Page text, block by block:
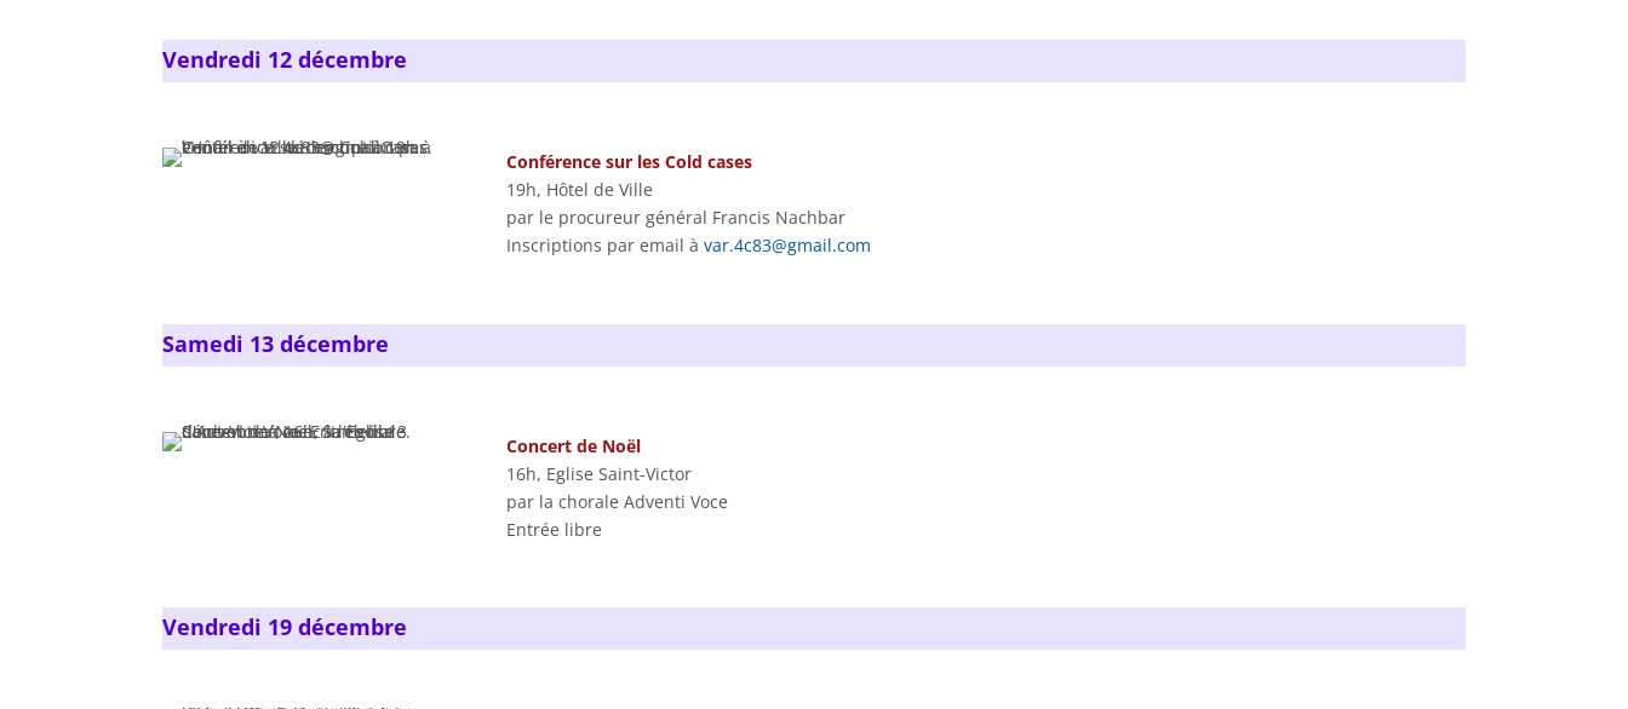
Vendredi 12 décembre
Conférence sur les Cold cases
19h, Hôtel de Ville
par le procureur général Francis Nachbar
Inscriptions par email à var.4c83@gmail.com
Samedi 13 décembre
Concert de Noël
16h, Eglise Saint-Victor
par la chorale Adventi Voce
Entrée libre
Vendredi 19 décembre